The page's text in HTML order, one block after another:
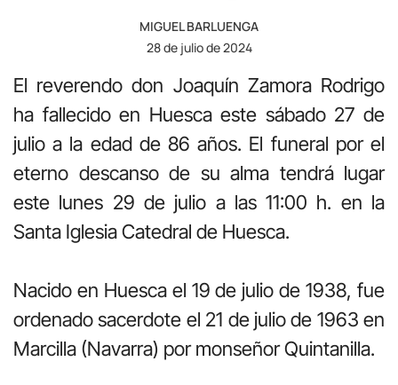
MIGUEL BARLUENGA
28 de julio de 2024
El reverendo don Joaquín Zamora Rodrigo
ha fallecido en Huesca este sábado 27 de
julio a la edad de 86 años. El funeral por el
eterno descanso de su alma tendrá lugar
este lunes 29 de julio a las 11:00 h. en la
Santa Iglesia Catedral de Huesca.
Nacido en Huesca el 19 de julio de 1938, fue
ordenado sacerdote el 21 de julio de 1963 en
Marcilla (Navarra) por monseñor Quintanilla.